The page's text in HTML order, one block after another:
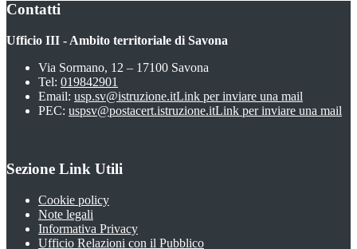
Contatti
Ufficio III - Ambito territoriale di Savona
Via Sormano, 12 – 17100 Savona
Tel: 019842901
Email: usp.sv@istruzione.itLink per inviare una mail
PEC: uspsv@postacert.istruzione.itLink per inviare una mail
Sezione Link Utili
Cookie policy
Note legali
Informativa Privacy
Ufficio Relazioni con il Pubblico